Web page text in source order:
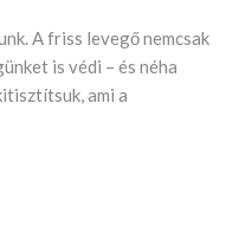
A friss levegő nemcsak
is védi – és néha
ami a